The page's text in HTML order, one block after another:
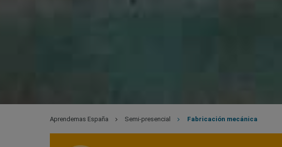
Aprendemas España Semi-presencial Fabricación mecánica